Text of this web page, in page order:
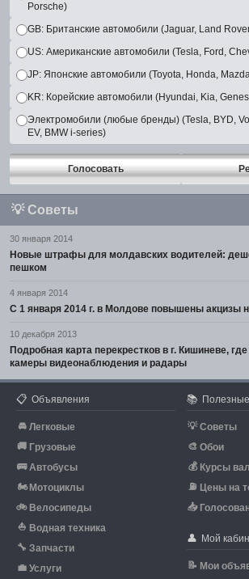
Porsche)
GB: Британские автомобили (Jaguar, Land
US: Американские автомобили (Tesla, Ford,
JP: Японские автомобили (Toyota, Honda,
KR: Корейские автомобили (Hyundai, Kia,
Электромобили (любые бренды) (Tesla, BYD,
EV, BMW i-series)
Голосовать
💡 Советы
30 января 2014
Новые штрафы для молдавских водителей:
пешком
4 января 2014
С 1 января 2014 г. в Молдове повышены акцизы
10 декабря 2013
Подробная карта перекрестков в г. Кишиневе,
камеры видеонаблюдения и радары
📋 Объявления
🚘 Легковые
🚚 Грузовые
🚌 Автобусы
🏍 Мотоциклы
🚲 Велосипеды
⛵ Водная техника
🔧 Запчасти
💼 Услуги
📚 Полезные
💡 Советы
🎨 Обои
💰 Курсы
⛽ Цены на
📥
👤 Мой
📝 Мои